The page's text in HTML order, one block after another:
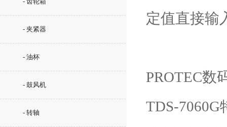
- 夹紧器
- 油杯
- 鼓风机
- 转轴
定值直接输
PROTEC数
TDS-